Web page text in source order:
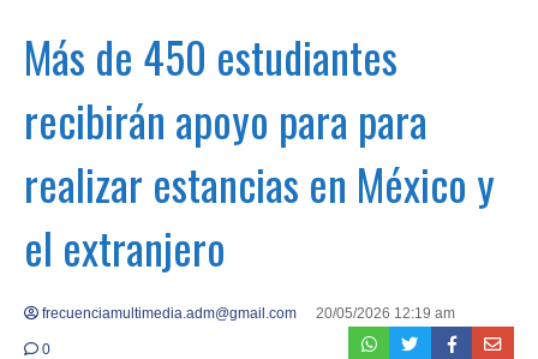
Más de 450 estudiantes
recibirán apoyo para para
realizar estancias en México y
el extranjero
frecuenciamultimedia.adm@gmail.com 20/05/2026 12:19 am
0